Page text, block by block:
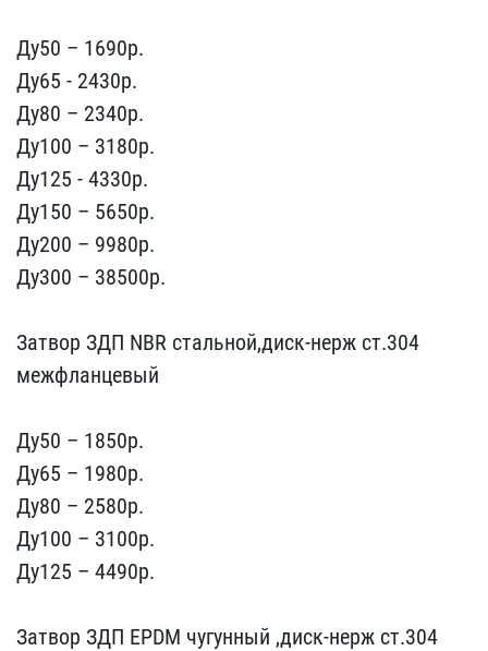
Ду50 – 1690p.
Ду65 -​ 2430р.
Ду80 – 2340p.
Ду​100 – 3180p.
Ду125 - 433​0р.
Ду150 – 5650p.
Ду200​ – 9980p.
Ду300 – 38500р​.
Затвор ЗДП NBR стальн​ой,диск-нерж ст.304
межф​ланцевый
Ду50 – 1850p.
​Ду65 – 1980p.
Ду80 – 258​0p.
Ду100 – 3100p.
Ду125​ – 4490p.
Затвор ЗДП EP​DM чугунный ,диск-нерж с​т.304